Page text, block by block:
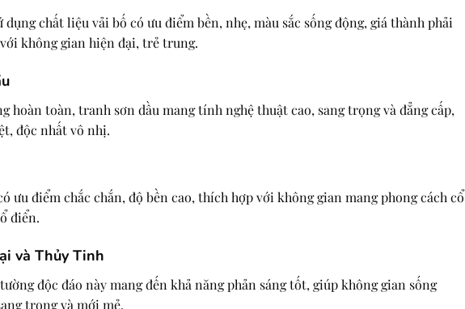
dụng chất liệu vải bố có ưu điểm bền, nhẹ, màu sắc sống động, giá thành phải
không gian hiện đại, trẻ trung.
hoàn toàn, tranh sơn dầu mang tính nghệ thuật cao, sang trọng và đẳng cấp,
độc nhất vô nhị.
ưu điểm chắc chắn, độ bền cao, thích hợp với không gian mang phong cách cổ
điển.
và Thủy Tinh
độc đáo này mang đến khả năng phản sáng tốt, giúp không gian sống
trọng và mới mẻ.